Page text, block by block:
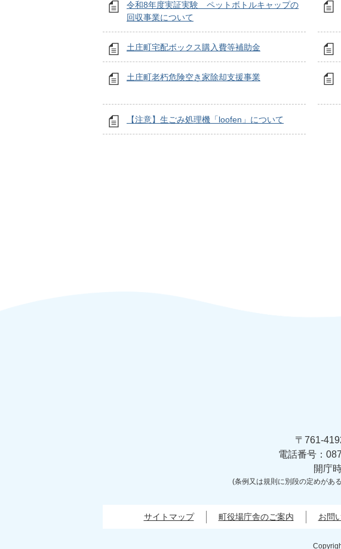
令和8年度実証実験 ペットボトルキャップの
回収事業について
土庄町宅配ボックス購入費等補助金
土庄町老朽危険空き家除却支援事業
【注意】生ごみ処理機「loofen」について
〒761-
電話番号：
開庁
(条例又は規則に別段の定めがある
サイトマップ 町役場庁舎のご案内 お問